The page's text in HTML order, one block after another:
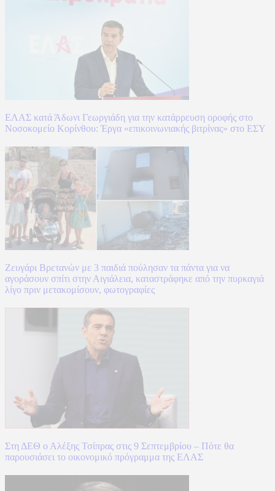
ΕΛΑΣ κατά Άδωνι Γεωργιάδη για την κατάρρευση οροφής στο
Νοσοκομείο Κορίνθου: Έργα «επικοινωνιακής βιτρίνας» στο ΕΣΥ
Ζευγάρι Βρετανών με 3 παιδιά πούλησαν τα πάντα για να
αγοράσουν σπίτι στην Αιγιάλεια, καταστράφηκε από την πυρκαγιά
λίγο πριν μετακομίσουν, φωτογραφίες
Στη ΔΕΘ ο Αλέξης Τσίπρας στις 9 Σεπτεμβρίου – Πότε θα
παρουσιάσει το οικονομικό πρόγραμμα της ΕΛΑΣ